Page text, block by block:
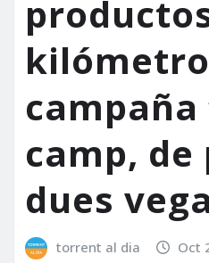
campaña
camp, de
dues
torrent al dia Oct